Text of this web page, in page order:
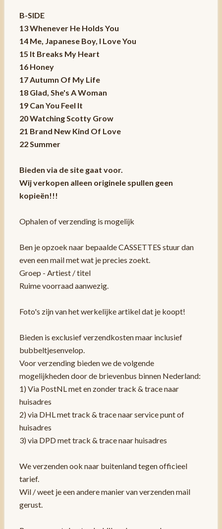
B-SIDE
13 Whenever He Holds You
14 Me, Japanese Boy, I Love You
15 It Breaks My Heart
16 Honey
17 Autumn Of My Life
18 Glad, She's A Woman
19 Can You Feel It
20 Watching Scotty Grow
21 Brand New Kind Of Love
22 Summer
Bieden via de site gaat voor.
Wij verkopen alleen originele spullen geen
kopieën!!!
Ophalen of verzending is mogelijk
Ben je opzoek naar bepaalde CASSETTES stuur dan
even een mail met wat je precies zoekt.
Groep - Artiest / titel
Ruime voorraad aanwezig.
Foto's zijn van het werkelijke artikel dat je koopt!
Bieden is exclusief verzendkosten maar inclusief
bubbeltjesenvelop.
Voor verzending bieden we de volgende
mogelijkheden door de brievenbus binnen Nederland:
1) Via PostNL met en zonder track & trace naar
huisadres
2) via DHL met track & trace naar service punt of
huisadres
3) via DPD met track & trace naar huisadres
We verzenden ook naar buitenland tegen officieel
tarief.
Wil / weet je een andere manier van verzenden mail
gerust.